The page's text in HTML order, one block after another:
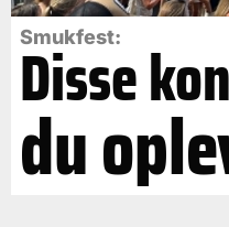
Smukfest:
Disse
du